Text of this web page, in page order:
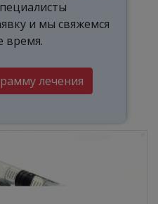
и мы свяжемся
время.
лечения